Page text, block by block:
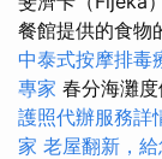
餐館提供的食物
中泰式按摩排毒
專家 春分海灘
護照代辦服務詳
家 老屋翻新，